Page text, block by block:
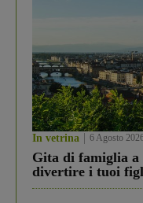
In vetrina 6 Agosto
Gita di famiglia a
divertire i tuoi